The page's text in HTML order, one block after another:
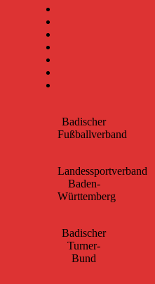
Badischer
Fußballverband
Landessportverband
Baden-
Württemberg
Badischer
Turner-
Bund